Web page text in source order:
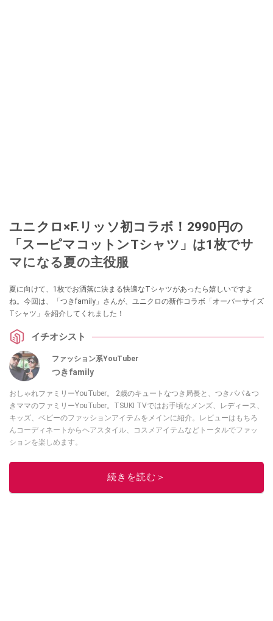
ユニクロ×F.リッソ初コラボ！2990円の
「スーピマコットンTシャツ」は1枚でサ
マになる夏の主役服
夏に向けて、1枚でお洒落に決まる快適なTシャツがあったら嬉しいですよ
ね。今回は、「つきfamily」さんが、ユニクロの新作コラボ「オーバーサイズ
Tシャツ」を紹介してくれました！
イチオシスト
ファッション系YouTuber
つきfamily
おしゃれファミリーYouTuber。 2歳のキュートなつき局長と、つきパパ＆つ
きママのファミリーYouTuber。TSUKI TVではお手頃なメンズ、レディース、
キッズ、ベビーのファッションアイテムをメインに紹介。レビューはもちろ
んコーディネートからヘアスタイル、コスメアイテムなどトータルでファッ
ションを楽しめます。
このイチオシストの他の記事を読む
続きを読む＞